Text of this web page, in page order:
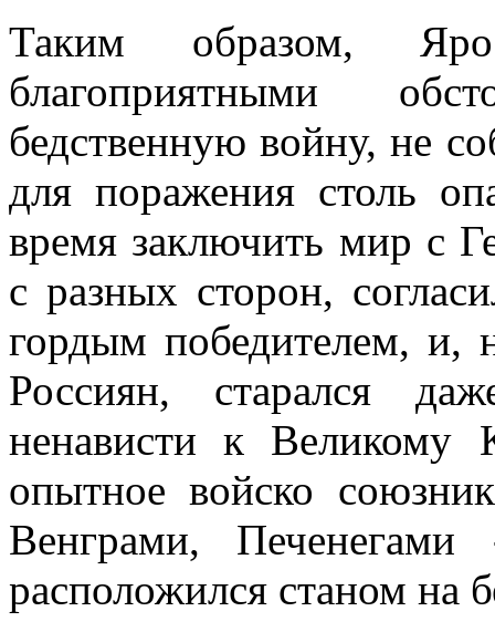
Таким образом,
благоприятными
бедственную войну, не
для поражения столь
время заключить мир с
с разных сторон,
гордым победителем,
Россиян, старался
ненависти к Великому
опытное войско
Венграми,
расположился станом на